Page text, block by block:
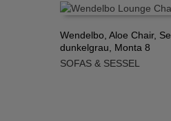
Wendelbo, Aloe Chair,
dunkelgrau, Monta 8
SOFAS & SESSEL